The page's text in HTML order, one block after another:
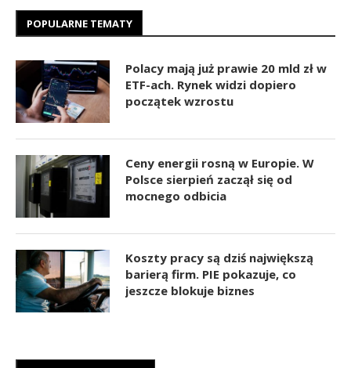
POPULARNE TEMATY
Polacy mają już prawie 20 mld zł w
ETF-ach. Rynek widzi dopiero
początek wzrostu
Ceny energii rosną w Europie. W
Polsce sierpień zaczął się od
mocnego odbicia
Koszty pracy są dziś największą
barierą firm. PIE pokazuje, co
jeszcze blokuje biznes